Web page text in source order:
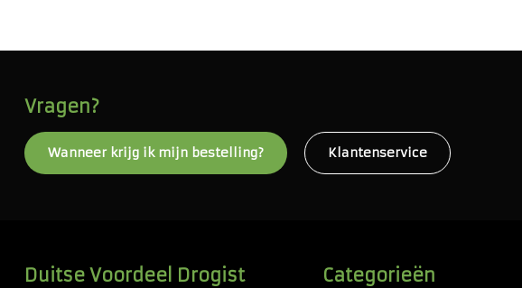
Vragen?
Wanneer krijg ik mijn bestelling? Klantenservice
Duitse Voordeel Drogist Categorieën